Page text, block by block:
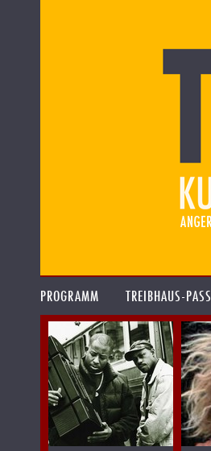
PROGRAMM TREIBHAUS-PASS